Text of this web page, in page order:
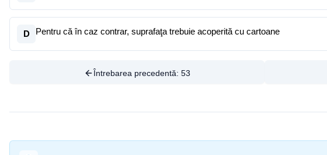
D Pentru că în caz contrar, suprafaţa trebuie acoperită cu cartoane
Întrebarea precedentă: 53